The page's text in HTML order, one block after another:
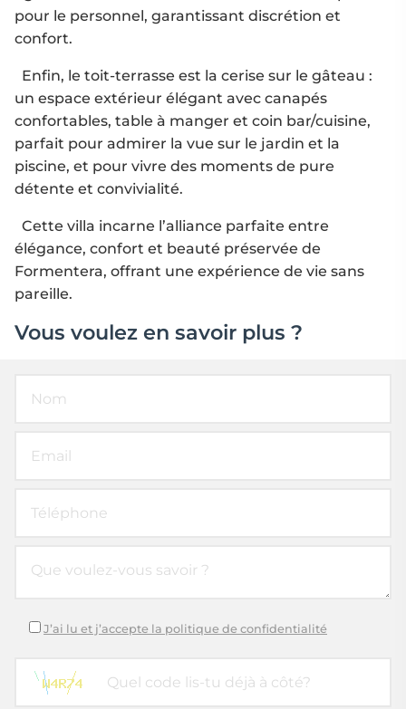
pour le personnel, garantissant discrétion et
confort.
Enfin, le toit-terrasse est la cerise sur le gâteau :
un espace extérieur élégant avec canapés
confortables, table à manger et coin bar/cuisine,
parfait pour admirer la vue sur le jardin et la
piscine, et pour vivre des moments de pure
détente et convivialité.
Cette villa incarne l’alliance parfaite entre
élégance, confort et beauté préservée de
Formentera, offrant une expérience de vie sans
pareille.
Vous voulez en savoir plus ?
J’ai lu et j’accepte la politique de confidentialité